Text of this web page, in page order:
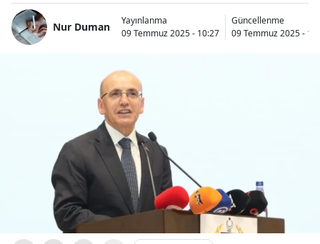
Nur Duman
Yayınlanma
09 Temmuz 2025 - 10:27
Güncellenme
09 Temmuz 2025 -